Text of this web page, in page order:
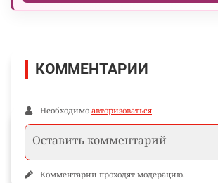
КОММЕНТАРИИ
Необходимо авторизоваться
Комментарии проходят модерацию.